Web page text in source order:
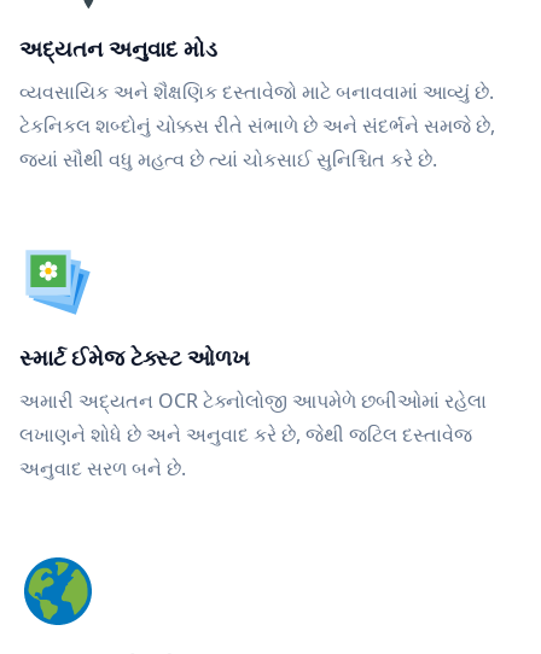
અદ્યતન અનુવાદ મોડ
વ્યવસાયિક અને શૈક્ષણિક દસ્તાવેજો માટે બનાવવામાં આવ્યું છે.
ટેકનિકલ શબ્દોનું ચોક્કસ રીતે સંભાળે છે અને સંદર્ભને સમજે છે,
જ્યાં સૌથી વધુ મહત્વ છે ત્યાં ચોકસાઈ સુનિશ્ચિત કરે છે.
સ્માર્ટ ઈમેજ ટેક્સ્ટ ઓળખ
અમારી અદ્યતન OCR ટેક્નોલોજી આપમેળે છબીઓમાં રહેલા
લખાણને શોધે છે અને અનુવાદ કરે છે, જેથી જટિલ દસ્તાવેજ
અનુવાદ સરળ બને છે.